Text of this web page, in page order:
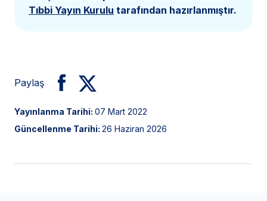
Tıbbi Yayın Kurulu tarafından hazırlanmıştır.
Paylaş
Yayınlanma Tarihi: 07 Mart 2022
Güncellenme Tarihi: 26 Haziran 2026